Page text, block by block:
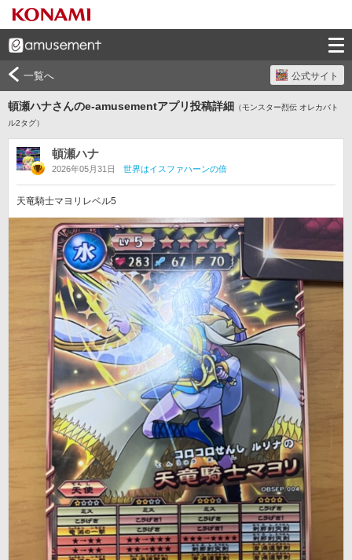
一覧へ 公式サイト
頓瀬ハナさんのe-amusementアプリ投稿詳細 （モンスター烈伝 オレカバト
ル2タグ）
頓瀬ハナ
2026年05月31日 世界はイスファハーンの倍
天竜騎士マヨリレベル5